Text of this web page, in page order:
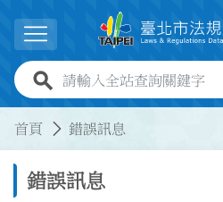
展開選單
全站查詢關鍵字欄位
首頁 錯誤訊息
錯誤訊息